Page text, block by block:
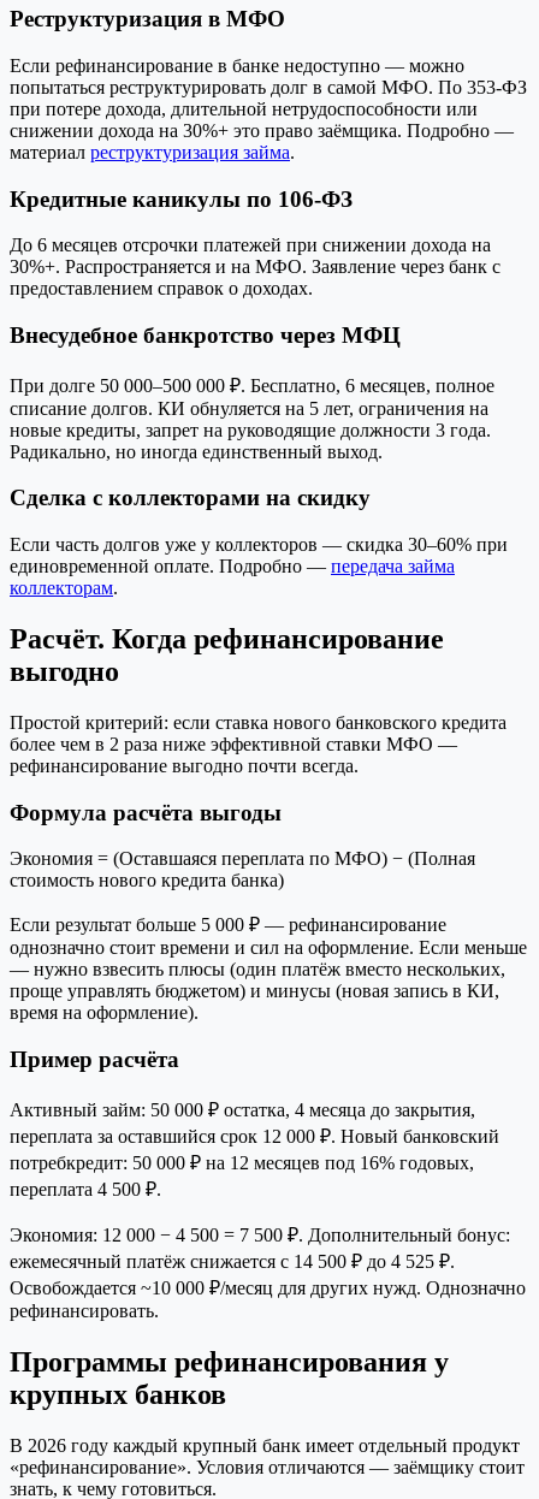
Реструктуризация в МФО
Если рефинансирование в банке недоступно — можно
попытаться реструктурировать долг в самой МФО. По 353-ФЗ
при потере дохода, длительной нетрудоспособности или
снижении дохода на 30%+ это право заёмщика. Подробно —
материал реструктуризация займа.
Кредитные каникулы по 106-ФЗ
До 6 месяцев отсрочки платежей при снижении дохода на
30%+. Распространяется и на МФО. Заявление через банк с
предоставлением справок о доходах.
Внесудебное банкротство через МФЦ
При долге 50 000–500 000 ₽. Бесплатно, 6 месяцев, полное
списание долгов. КИ обнуляется на 5 лет, ограничения на
новые кредиты, запрет на руководящие должности 3 года.
Радикально, но иногда единственный выход.
Сделка с коллекторами на скидку
Если часть долгов уже у коллекторов — скидка 30–60% при
единовременной оплате. Подробно — передача займа
коллекторам.
Расчёт. Когда рефинансирование
выгодно
Простой критерий: если ставка нового банковского кредита
более чем в 2 раза ниже эффективной ставки МФО —
рефинансирование выгодно почти всегда.
Формула расчёта выгоды
Экономия = (Оставшаяся переплата по МФО) − (Полная
стоимость нового кредита банка)
Если результат больше 5 000 ₽ — рефинансирование
однозначно стоит времени и сил на оформление. Если меньше
— нужно взвесить плюсы (один платёж вместо нескольких,
проще управлять бюджетом) и минусы (новая запись в КИ,
время на оформление).
Пример расчёта
Активный займ: 50 000 ₽ остатка, 4 месяца до закрытия,
переплата за оставшийся срок 12 000 ₽. Новый банковский
потребкредит: 50 000 ₽ на 12 месяцев под 16% годовых,
переплата 4 500 ₽.
Экономия: 12 000 − 4 500 = 7 500 ₽. Дополнительный бонус:
ежемесячный платёж снижается с 14 500 ₽ до 4 525 ₽.
Освобождается ~10 000 ₽/месяц для других нужд. Однозначно
рефинансировать.
Программы рефинансирования у
крупных банков
В 2026 году каждый крупный банк имеет отдельный продукт
«рефинансирование». Условия отличаются — заёмщику стоит
знать, к чему готовиться.